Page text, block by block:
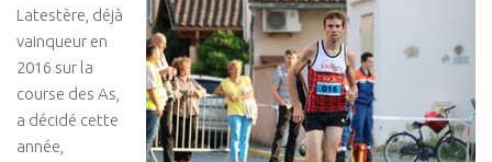
Latestère, déjà
vainqueur en
2016 sur la
course des As,
a décidé cette
année,